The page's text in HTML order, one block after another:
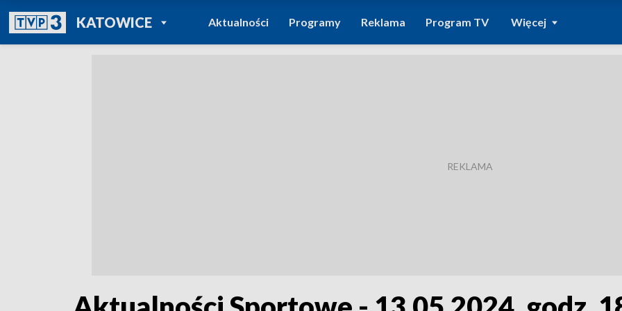
KATOWICEPOWRÓT DO
TVP REGIONY
Aktualności Programy Reklama Program TV Więcej